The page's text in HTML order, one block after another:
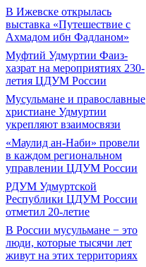
В Ижевске открылась
выставка «Путешествие с
Ахмадом ибн Фадланом»
Муфтий Удмуртии Фаиз-
хазрат на мероприятиях 230-
летия ЦДУМ России
Мусульмане и православные
христиане Удмуртии
укрепляют взаимосвязи
«Маулид ан-Наби» провели
в каждом региональном
управлении ЦДУМ России
РДУМ Удмуртской
Республики ЦДУМ России
отметил 20-летие
В России мусульмане − это
люди, которые тысячи лет
живут на этих территориях